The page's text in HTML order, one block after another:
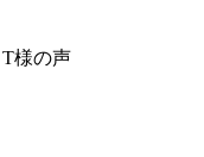
様の声